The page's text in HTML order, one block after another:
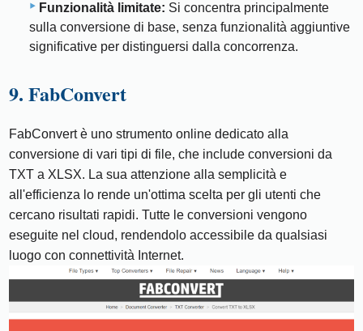
Funzionalità limitate: Si concentra principalmente
sulla conversione di base, senza funzionalità aggiuntive
significative per distinguersi dalla concorrenza.
9. FabConvert
FabConvert è uno strumento online dedicato alla
conversione di vari tipi di file, che include conversioni da
TXT a XLSX. La sua attenzione alla semplicità e
all'efficienza lo rende un'ottima scelta per gli utenti che
cercano risultati rapidi. Tutte le conversioni vengono
eseguite nel cloud, rendendolo accessibile da qualsiasi
luogo con connettività Internet.